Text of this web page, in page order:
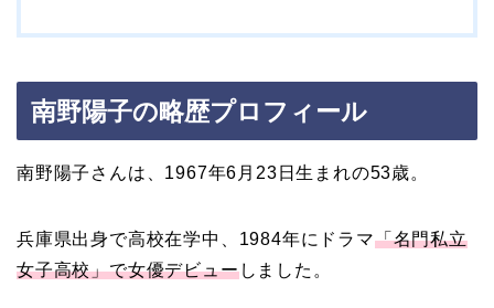
南野陽子の略歴プロフィール
南野陽子さんは、1967年6月23日生まれの53歳。
兵庫県出身で高校在学中、1984年にドラマ「名門私立
女子高校」で女優デビューしました。